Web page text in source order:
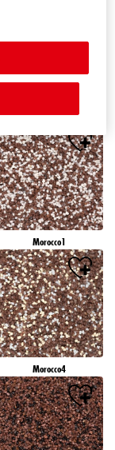
Granada3
Morocco1
Morocco4